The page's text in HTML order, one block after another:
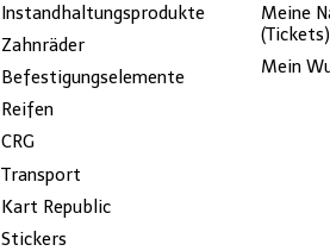
Instandhaltungsprodukte
Zahnräder
Befestigungselemente
Reifen
CRG
Transport
Kart Republic
Stickers
Meine
(Tickets)
Mein